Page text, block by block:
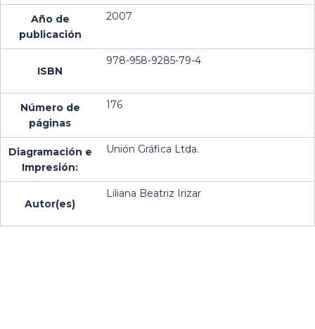
Año de
publicación
2007
ISBN
978-958-9285-79-4
Número de
páginas
176
Diagramación e
Impresión:
Unión Gráfica Ltda.
Autor(es)
Liliana Beatriz Irizar